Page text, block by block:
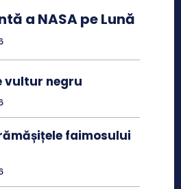
a NASA pe Lună
vultur negru
faimosului